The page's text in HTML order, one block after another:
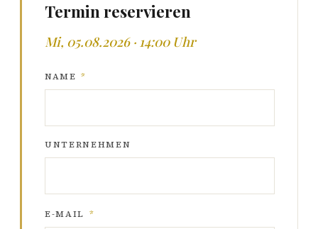
Termin reservieren
Mi, 05.08.2026 · 14:00 Uhr
NAME *
UNTERNEHMEN
E-MAIL *